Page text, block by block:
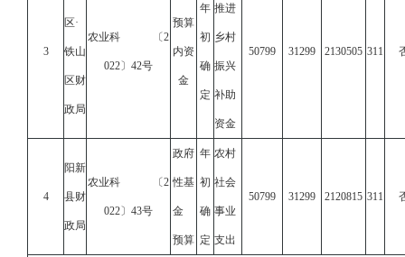
3
区·
铁山
区财
政局
农业科 〔2
022〕42号
预算
内资
金
年
初
确
定
推进
乡村
振兴
补助
资金
50799 31299 2130505 311
4
阳新
县财
政局
农业科 〔2
022〕43号
政府
性基
金
预算
年
初
确
定
农村
社会
事业
支出
50799 31299 2120815 311